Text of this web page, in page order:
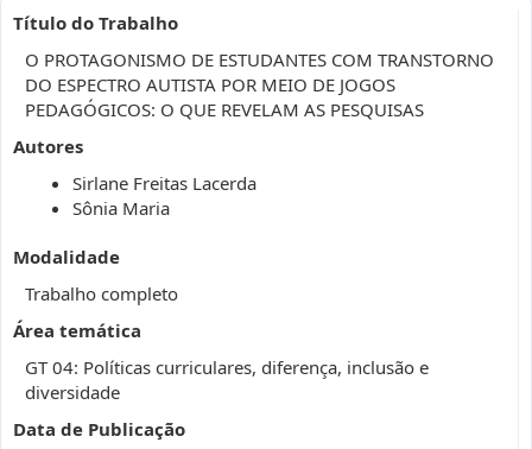
Título do Trabalho
O PROTAGONISMO DE ESTUDANTES COM TRANSTORNO
DO ESPECTRO AUTISTA POR MEIO DE JOGOS
PEDAGÓGICOS: O QUE REVELAM AS PESQUISAS
Autores
Sirlane Freitas Lacerda
Sônia Maria
Modalidade
Trabalho completo
Área temática
GT 04: Políticas curriculares, diferença, inclusão e
diversidade
Data de Publicação